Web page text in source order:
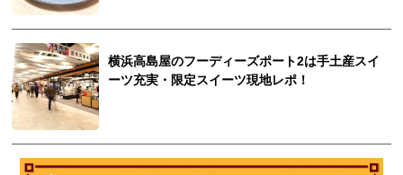
横浜高島屋のフーディーズポート2は手土産スイ
ーツ充実・限定スイーツ現地レポ！